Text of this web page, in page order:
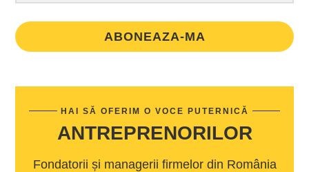
ABONEAZA-MA
HAI SĂ OFERIM O VOCE PUTERNICĂ
ANTREPRENORILOR
Fondatorii și managerii firmelor din România